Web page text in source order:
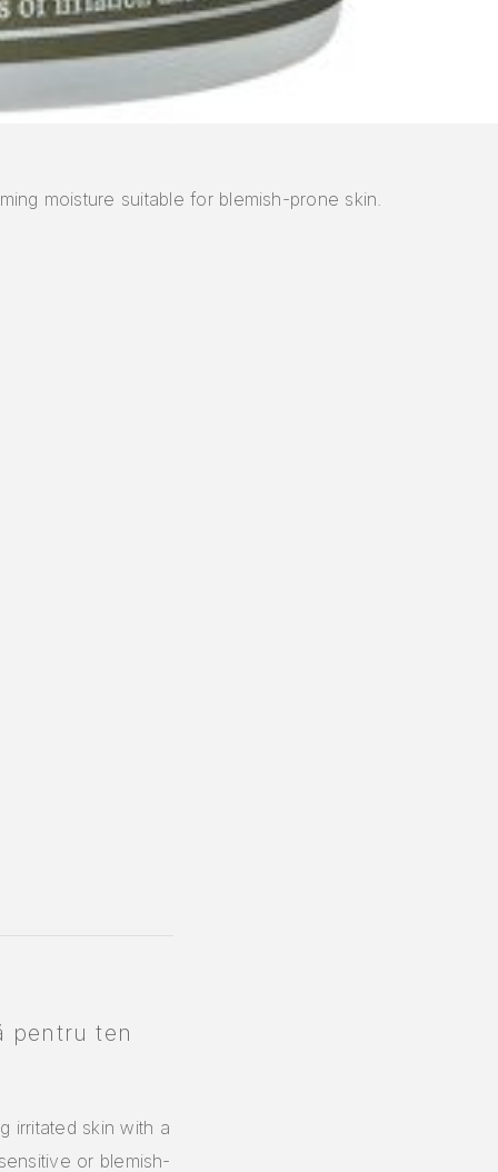
moisture suitable for blemish-prone skin.
pentru ten
irritated skin with a
or blemish-